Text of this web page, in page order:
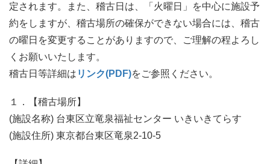
定されます。また、稽古日は、「火曜日」を中心に施設予
約をしますが、稽古場所の確保ができない場合には、稽古
の曜日を変更することがありますので、ご理解の程よろし
くお願いいたします。
稽古日等詳細は リンク(PDF)をご参照ください。
１．【稽古場所】
(施設名称) 台東区立竜泉福祉センター いきいきてらす
(施設住所) 東京都台東区竜泉2-10-5